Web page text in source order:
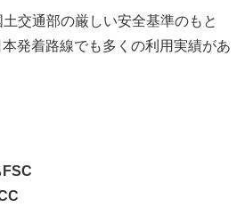
交通部の厳しい安全基準のもと
発着路線でも多くの利用実績があ
FSC